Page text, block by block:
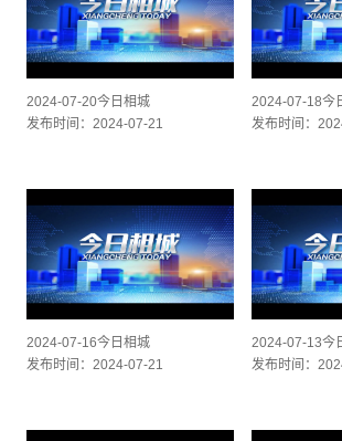
2024-07-20今日相城
发布时间：2024-07-21
2024-07-18今
发布时间：
2024-07-16今日相城
发布时间：2024-07-21
2024-07-13今
发布时间：